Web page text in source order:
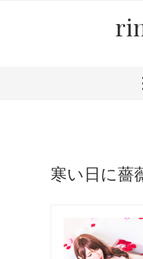
寒い日に薔